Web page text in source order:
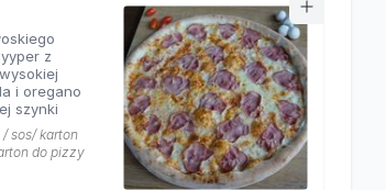
z
i oregano
szynki
sos/ karton
do pizzy